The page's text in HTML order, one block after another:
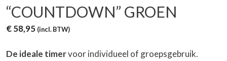
“COUNTDOWN” GROEN
€58,95 (incl. BTW)
De ideale timervoor individueel of groepsgebruik.